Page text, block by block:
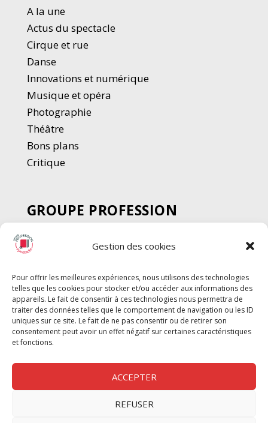
Gestion des cookies
Pour offrir les meilleures expériences, nous utilisons des technologies
telles que les cookies pour stocker et/ou accéder aux informations des
appareils. Le fait de consentir à ces technologies nous permettra de
traiter des données telles que le comportement de navigation ou les ID
uniques sur ce site. Le fait de ne pas consentir ou de retirer son
consentement peut avoir un effet négatif sur certaines caractéristiques
et fonctions.
ACCEPTER
REFUSER
A la une
Actus du spectacle
Cirque et rue
Danse
Innovations et numérique
Musique et opéra
Photographie
Théâtre
Bons plans
Critique
GROUPE PROFESSION
SPECTACLE
Chèque Intermittents
Chèque Compta
Chèque Emploi Spectacle
G-Pods
Profession Audio-visuel